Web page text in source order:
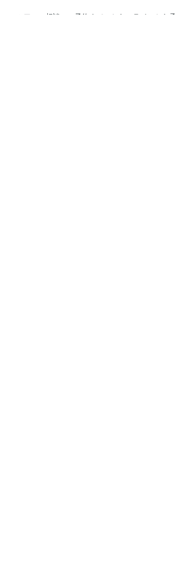
​ツアーの相談・ご予約までこちらのラインから承